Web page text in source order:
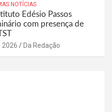
NOTÍCIAS
Edésio Passos
com presença de
2026 Da Redação